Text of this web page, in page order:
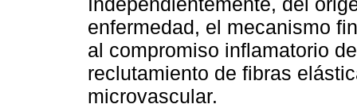
enfermedad, el mecanismo
al compromiso inflamatorio
reclutamiento de fibras
microvascular.